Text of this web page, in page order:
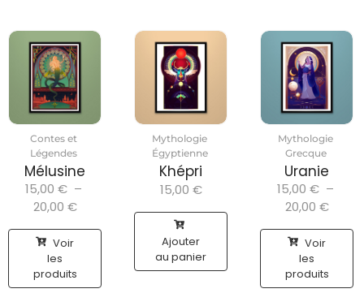
Contes et
Légendes
Mélusine
15,00 € –
20,00 €
Voir
les
produits
Mythologie
Égyptienne
Khépri
15,00 €
Ajouter
au panier
Mythologie
Grecque
Uranie
15,00 € –
20,00 €
Voir
les
produits